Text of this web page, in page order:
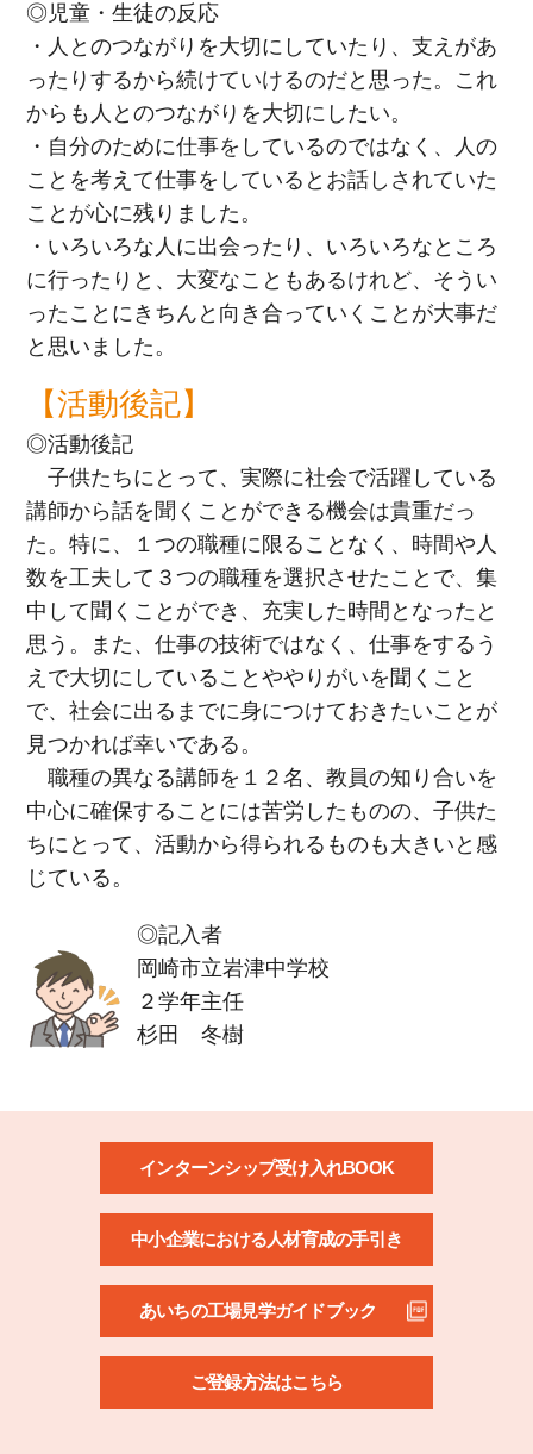
◎児童・生徒の反応
・人とのつながりを大切にしていたり、支えがあ
ったりするから続けていけるのだと思った。これ
からも人とのつながりを大切にしたい。
・自分のために仕事をしているのではなく、人の
ことを考えて仕事をしているとお話しされていた
ことが心に残りました。
・いろいろな人に出会ったり、いろいろなところ
に行ったりと、大変なこともあるけれど、そうい
ったことにきちんと向き合っていくことが大事だ
と思いました。
【活動後記】
◎活動後記
子供たちにとって、実際に社会で活躍している
講師から話を聞くことができる機会は貴重だっ
た。特に、１つの職種に限ることなく、時間や人
数を工夫して３つの職種を選択させたことで、集
中して聞くことができ、充実した時間となったと
思う。また、仕事の技術ではなく、仕事をするう
えで大切にしていることややりがいを聞くこと
で、社会に出るまでに身につけておきたいことが
見つかれば幸いである。
職種の異なる講師を１２名、教員の知り合いを
中心に確保することには苦労したものの、子供た
ちにとって、活動から得られるものも大きいと感
じている。
◎記入者
岡崎市立岩津中学校
２学年主任
杉田 冬樹
インターンシップ受け入れBOOK
中小企業における人材育成の手引き
あいちの工場見学ガイドブック
ご登録方法はこちら